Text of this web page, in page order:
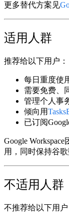
更多替代方案见
适用人群
推荐给以下用户 ：
每日重度使
需要免费、
管理个人事
倾向用
已订阅
Google Workspace
用，同时保持谷歌
不适用人群
不推荐给以下用户